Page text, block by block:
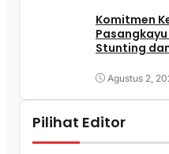
Komitmen
Stunting
Agustus 2,
Pilihat Editor